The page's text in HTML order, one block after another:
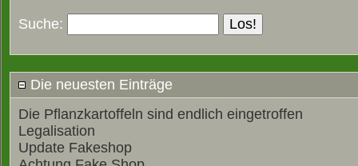
Suche:
Die neuesten Einträge
Die Pflanzkartoffeln sind endlich eingetroffen
Legalisation
Update Fakeshop